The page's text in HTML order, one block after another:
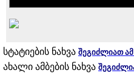
სტატიების ნახვა შეგიძლიათ
ახალი ამბების ნახვა